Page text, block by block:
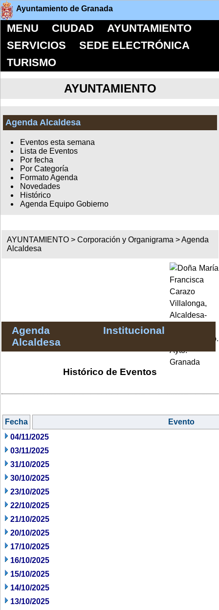
Ayuntamiento de Granada
MENU CIUDAD
AYUNTAMIENTO
SERVICIOS
SEDE ELECTRÓNICA
TURISMO
AYUNTAMIENTO
Agenda Alcaldesa
Eventos esta semana
Lista de Eventos
Por fecha
Por Categoría
Formato Agenda
Novedades
Histórico
Agenda Equipo Gobierno
AYUNTAMIENTO >Corporación y Organigrama >Agenda
Alcaldesa
Agenda Institucional
Alcaldesa
Histórico de Eventos
Fecha
Evento
04/11/2025
03/11/2025
31/10/2025
30/10/2025
23/10/2025
22/10/2025
21/10/2025
20/10/2025
17/10/2025
16/10/2025
15/10/2025
14/10/2025
13/10/2025